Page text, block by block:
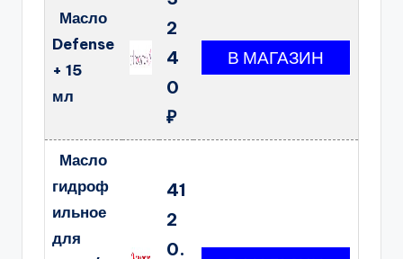
Масло
Defense
+ 15
мл
2
4
0
₽
Масло
гидроф
ильное
для
41
2
0.